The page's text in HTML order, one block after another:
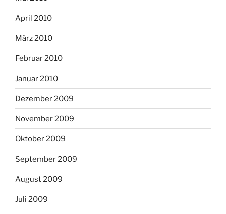
April 2010
März 2010
Februar 2010
Januar 2010
Dezember 2009
November 2009
Oktober 2009
September 2009
August 2009
Juli 2009